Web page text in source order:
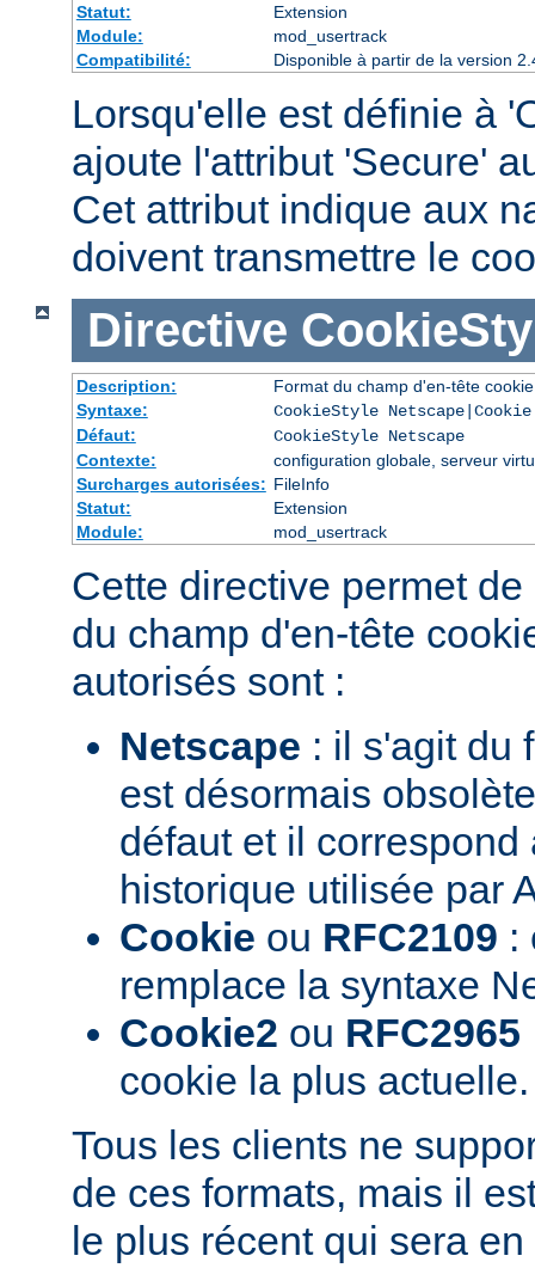
Statut:
Extension
Module:
mod_usertrack
Compatibilité:
Disponible à partir de la version
Lorsqu'elle est définie à
ajoute l'attribut 'Secure'
Cet attribut indique aux
doivent transmettre le
Directive
Description:
Format du champ d'en-tête cookie
Syntaxe:
CookieStyle
Défaut:
CookieStyle Netscape
Contexte:
configuration globale, serveur
Surcharges autorisées: FileInfo
Statut:
Extension
Module:
mod_usertrack
Cette directive permet
du champ d'en-tête
autorisés sont :
Netscape : il s'agit du
est désormais
défaut et il correspond
historique utilisée par
Cookie ou RFC2109 :
remplace la syntaxe
Cookie2 ou RFC2965
cookie la plus actuelle.
Tous les clients ne
de ces formats, mais il
le plus récent qui sera